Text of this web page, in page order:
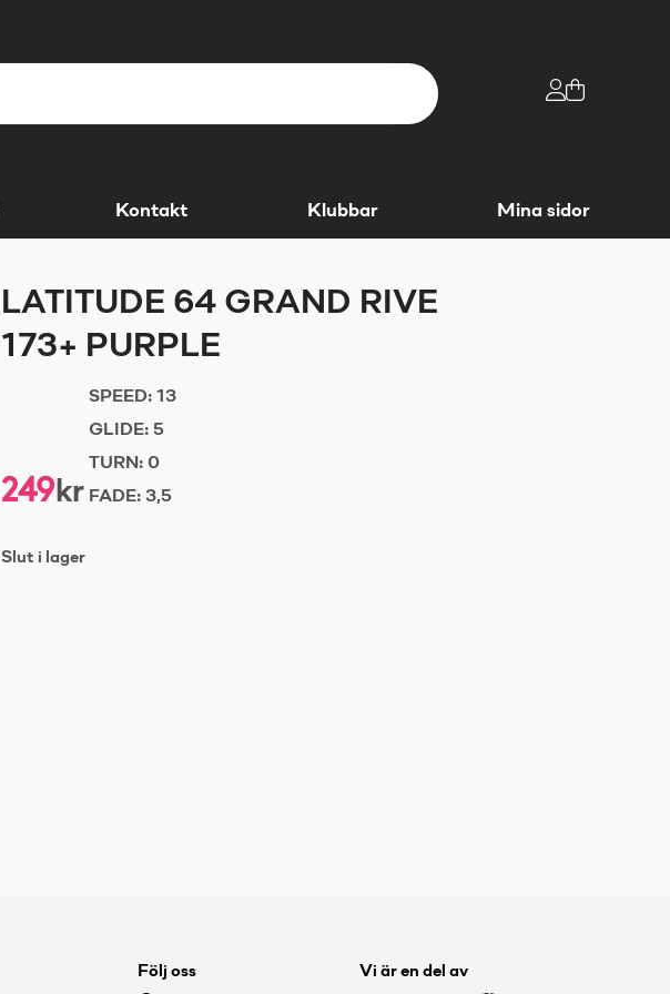
Kontakt Klubbar Mina sidor
LATITUDE 64 GRAND RIVE
173+ PURPLE
249kr
SPEED: 13
GLIDE: 5
TURN: 0
FADE: 3,5
Slut i lager
Följ oss Vi är en del av